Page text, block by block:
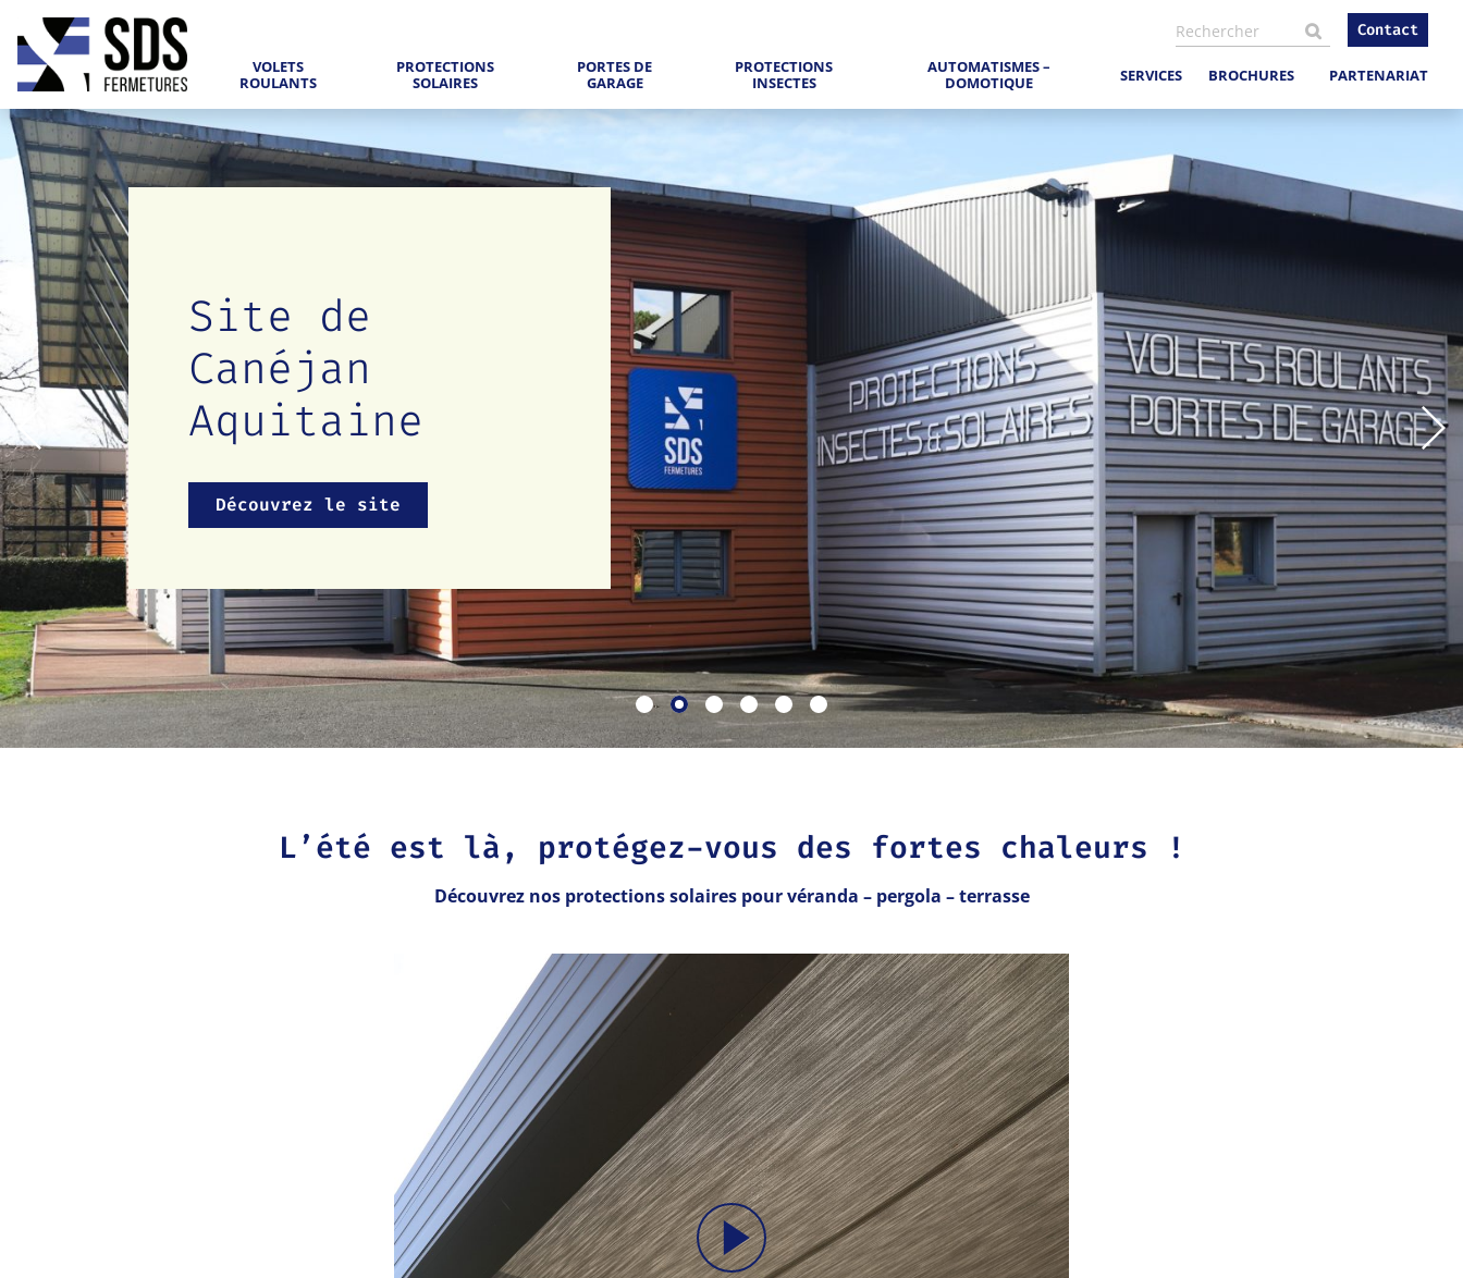
VOLETS
ROULANTS
PROTECTIONS
SOLAIRES
PORTES DE
GARAGE
PROTECTIONS
INSECTES
AUTOMATISMES –
DOMOTIQUE
SERVICES BROCHURES PARTENARIAT
Recherche pour : Contact
Site de
Canéjan
Aquitaine
Découvrez le site
L’été est là, protégez-vous des fortes chaleurs !
Découvrez nos protections solaires pour véranda – pergola – terrasse